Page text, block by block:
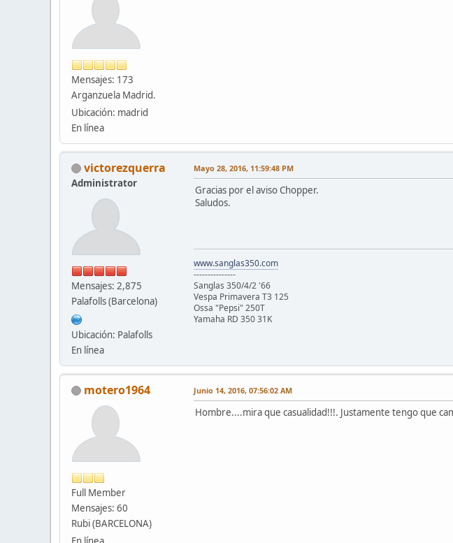
Mensajes: 173
Arganzuela Madrid.
Ubicación: madrid
En línea
victorezquerra
Administrator
Mensajes: 2,875
Palafolls (Barcelona)
Ubicación: Palafolls
En línea
Mayo 28, 2016, 11:59:48 PM
Gracias por el aviso Chopper.
Saludos.
www.sanglas350.com
---------------
Sanglas 350/4/2 '66
Vespa Primavera T3 125
Ossa "Pepsi" 250T
Yamaha RD 350 31K
motero1964
Full Member
Mensajes: 60
Rubi (BARCELONA)
Junio 14, 2016, 07:56:02 AM
Hombre....mira que casualidad!!!. Justamente tengo que